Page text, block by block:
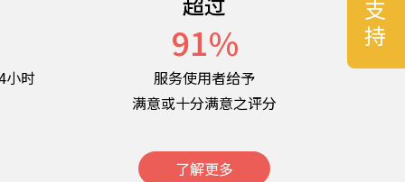
小时
91%
服务使用者给予
满意或十分满意之评分
了解更多